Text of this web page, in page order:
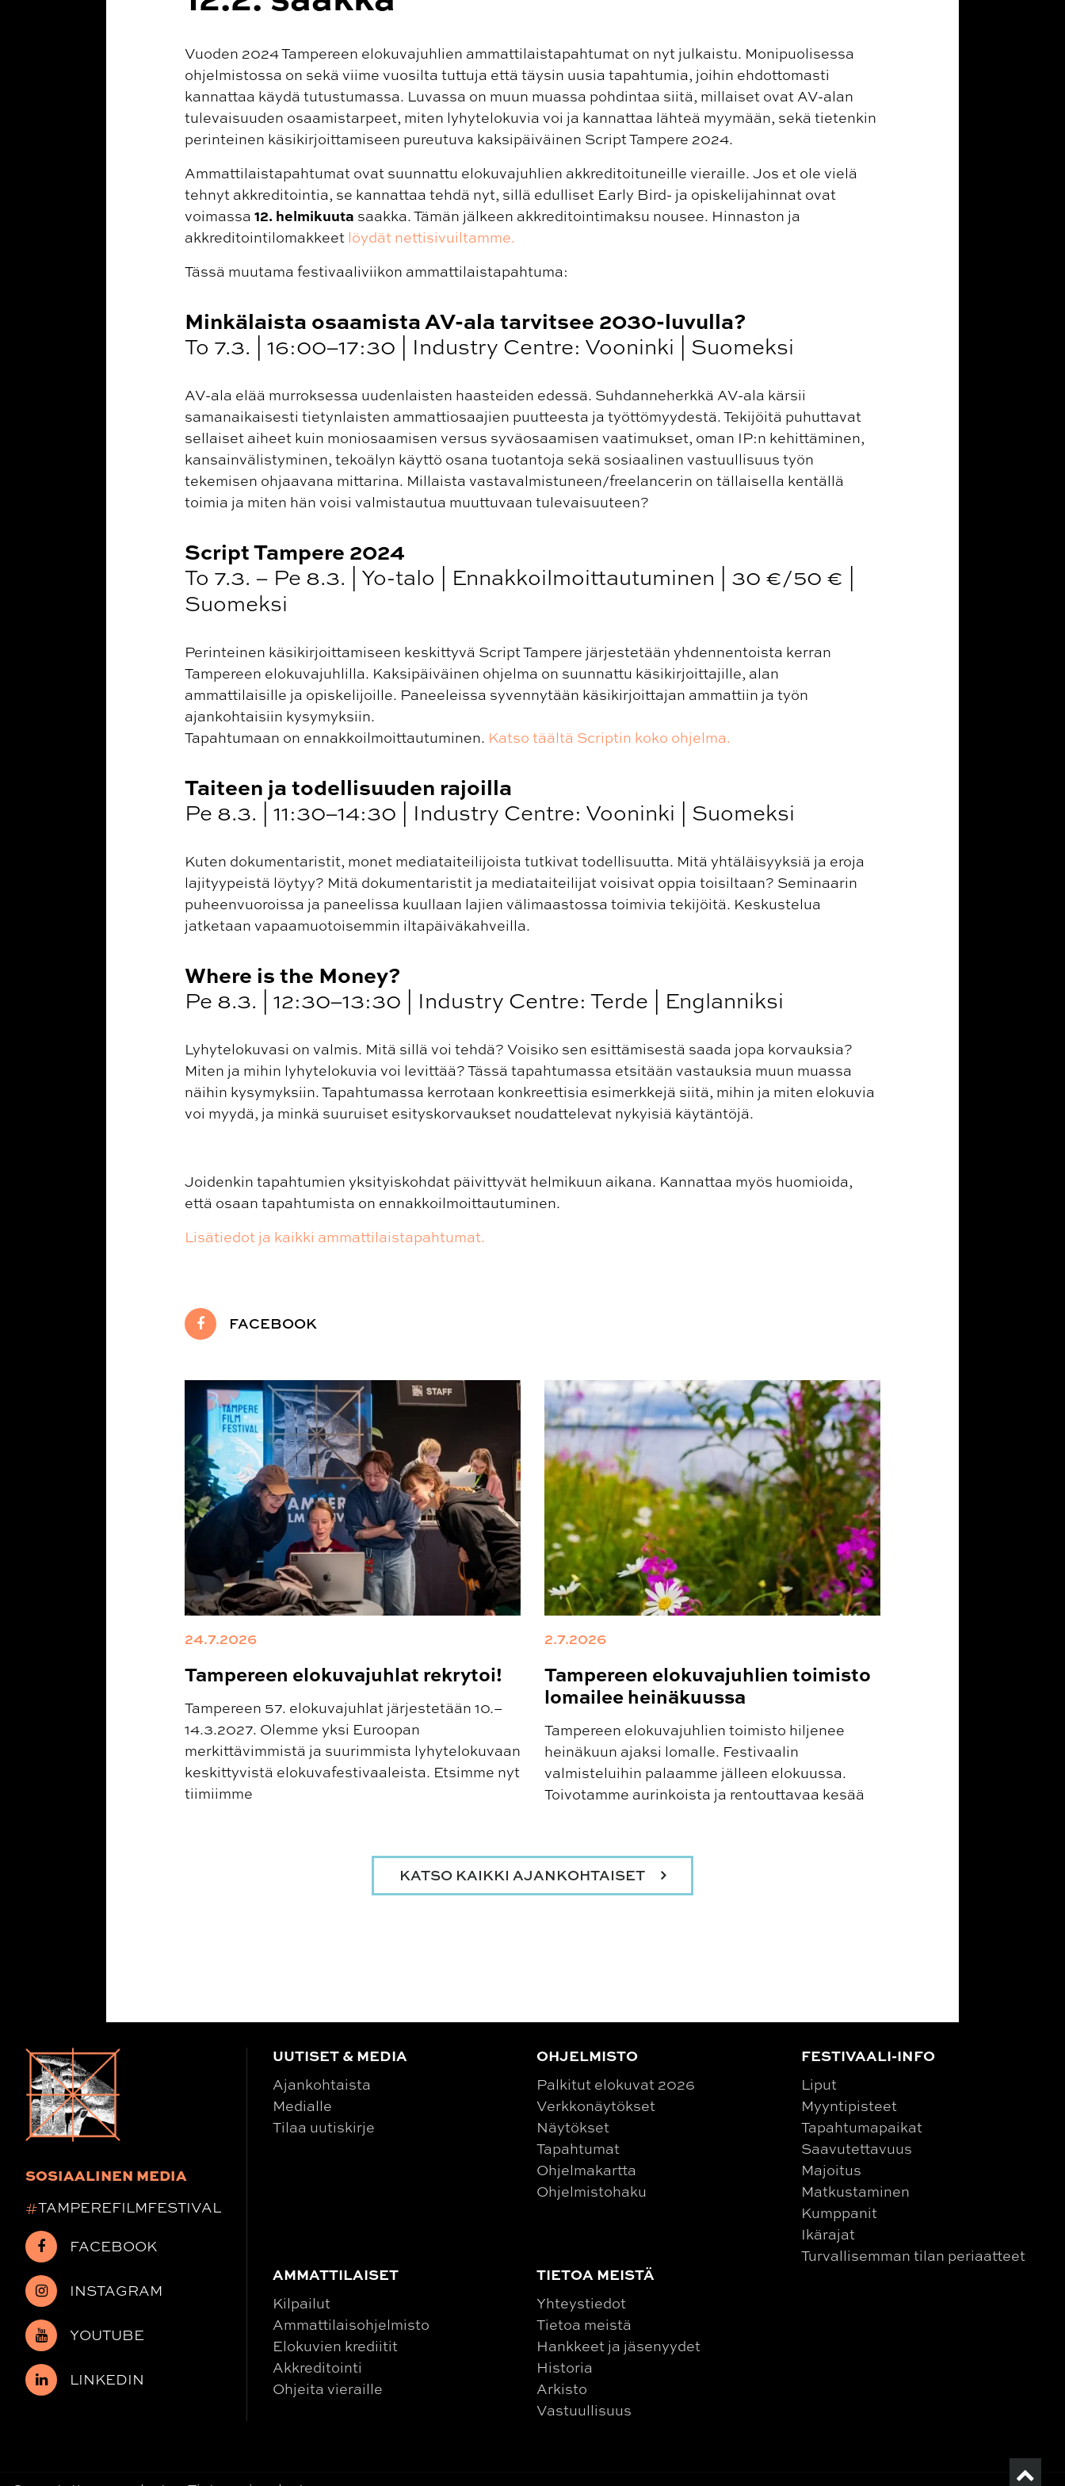
Vuoden 2024 Tampereen elokuvajuhlien ammattilaistapahtumat on nyt julkaistu. Monipuolisessa
ohjelmistossa on sekä viime vuosilta tuttuja että täysin uusia tapahtumia, joihin ehdottomasti
kannattaa käydä tutustumassa. Luvassa on muun muassa pohdintaa siitä, millaiset ovat AV-alan
tulevaisuuden osaamistarpeet, miten lyhytelokuvia voi ja kannattaa lähteä myymään, sekä tietenkin
perinteinen käsikirjoittamiseen pureutuva kaksipäiväinen Script Tampere 2024.
Ammattilaistapahtumat ovat suunnattu elokuvajuhlien akkreditoituneille vieraille. Jos et ole vielä
tehnyt akkreditointia, se kannattaa tehdä nyt, sillä edulliset Early Bird- ja opiskelijahinnat ovat
voimassa 12. helmikuuta saakka. Tämän jälkeen akkreditointimaksu nousee. Hinnaston ja
akkreditointilomakkeet löydät nettisivuiltamme.
Tässä muutama festivaaliviikon ammattilaistapahtuma:
Minkälaista osaamista AV-ala tarvitsee 2030-luvulla?
To 7.3. | 16:00–17:30 | Industry Centre: Vooninki | Suomeksi
AV-ala elää murroksessa uudenlaisten haasteiden edessä. Suhdanneherkkä AV-ala kärsii
samanaikaisesti tietynlaisten ammattiosaajien puutteesta ja työttömyydestä. Tekijöitä puhuttavat
sellaiset aiheet kuin moniosaamisen versus syväosaamisen vaatimukset, oman IP:n kehittäminen,
kansainvälistyminen, tekoälyn käyttö osana tuotantoja sekä sosiaalinen vastuullisuus työn
tekemisen ohjaavana mittarina. Millaista vastavalmistuneen/freelancerin on tällaisella kentällä
toimia ja miten hän voisi valmistautua muuttuvaan tulevaisuuteen?
Script Tampere 2024
To 7.3. – Pe 8.3. | Yo-talo | Ennakkoilmoittautuminen | 30 €/50 € |
Suomeksi
Perinteinen käsikirjoittamiseen keskittyvä Script Tampere järjestetään yhdennentoista kerran
Tampereen elokuvajuhlilla. Kaksipäiväinen ohjelma on suunnattu käsikirjoittajille, alan
ammattilaisille ja opiskelijoille. Paneeleissa syvennytään käsikirjoittajan ammattiin ja työn
ajankohtaisiin kysymyksiin.
Tapahtumaan on ennakkoilmoittautuminen. Katso täältä Scriptin koko ohjelma.
Taiteen ja todellisuuden rajoilla
Pe 8.3. | 11:30–14:30 | Industry Centre: Vooninki | Suomeksi
Kuten dokumentaristit, monet mediataiteilijoista tutkivat todellisuutta. Mitä yhtäläisyyksiä ja eroja
lajityypeistä löytyy? Mitä dokumentaristit ja mediataiteilijat voisivat oppia toisiltaan? Seminaarin
puheenvuoroissa ja paneelissa kuullaan lajien välimaastossa toimivia tekijöitä. Keskustelua
jatketaan vapaamuotoisemmin iltapäiväkahveilla.
Where is the Money?
Pe 8.3. | 12:30–13:30 | Industry Centre: Terde | Englanniksi
Lyhytelokuvasi on valmis. Mitä sillä voi tehdä? Voisiko sen esittämisestä saada jopa korvauksia?
Miten ja mihin lyhytelokuvia voi levittää? Tässä tapahtumassa etsitään vastauksia muun muassa
näihin kysymyksiin. Tapahtumassa kerrotaan konkreettisia esimerkkejä siitä, mihin ja miten elokuvia
voi myydä, ja minkä suuruiset esityskorvaukset noudattelevat nykyisiä käytäntöjä.
Joidenkin tapahtumien yksityiskohdat päivittyvät helmikuun aikana. Kannattaa myös huomioida,
että osaan tapahtumista on ennakkoilmoittautuminen.
Lisätiedot ja kaikki ammattilaistapahtumat.
FACEBOOK
24.7.2026
Tampereen elokuvajuhlat rekrytoi!
Tampereen 57. elokuvajuhlat järjestetään 10.–
14.3.2027. Olemme yksi Euroopan
merkittävimmistä ja suurimmista lyhytelokuvaan
keskittyvistä elokuvafestivaaleista. Etsimme nyt
tiimiimme
2.7.2026
Tampereen elokuvajuhlien toimisto
lomailee heinäkuussa
Tampereen elokuvajuhlien toimisto hiljenee
heinäkuun ajaksi lomalle. Festivaalin
valmisteluihin palaamme jälleen elokuussa.
Toivotamme aurinkoista ja rentouttavaa kesää
KATSO KAIKKI AJANKOHTAISET
SOSIAALINEN MEDIA
#TAMPEREFILMFESTIVAL
FACEBOOK
INSTAGRAM
YOUTUBE
LINKEDIN
UUTISET & MEDIA
Ajankohtaista
Medialle
Tilaa uutiskirje
OHJELMISTO
Palkitut elokuvat 2026
Verkkonäytökset
Näytökset
Tapahtumat
Ohjelmakartta
Ohjelmistohaku
FESTIVAALI-INFO
Liput
Myyntipisteet
Tapahtumapaikat
Saavutettavuus
Majoitus
Matkustaminen
Kumppanit
Ikärajat
Turvallisemman tilan periaatteet
AMMATTILAISET
Kilpailut
Ammattilaisohjelmisto
Elokuvien krediitit
Akkreditointi
Ohjeita vieraille
TIETOA MEISTÄ
Yhteystiedot
Tietoa meistä
Hankkeet ja jäsenyydet
Historia
Arkisto
Vastuullisuus